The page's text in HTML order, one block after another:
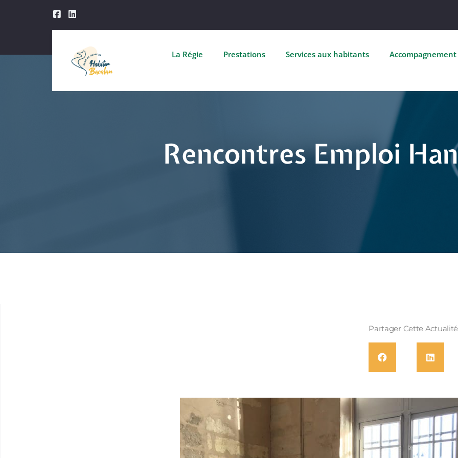
La Régie Prestations Services aux habitants Accompagnement
Rencontres Emploi
Partager Cette Actualité